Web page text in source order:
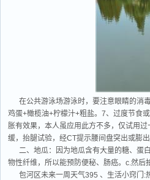
在公共游泳场游泳时，要注意眼睛的消
鸡蛋+橄榄油+柠檬汁+粗盐。7、过度节食
胀有效果，本人虽应用此方不多，仅试用
缓，抬腿试验，经CT提示腰间盘突出或膨
二、地瓜：因为地瓜含有大量的糖、蛋
物性纤维，所以能预防便秘、肠癌。c.然后
包河区未来一周天气395 、生活小窍门: